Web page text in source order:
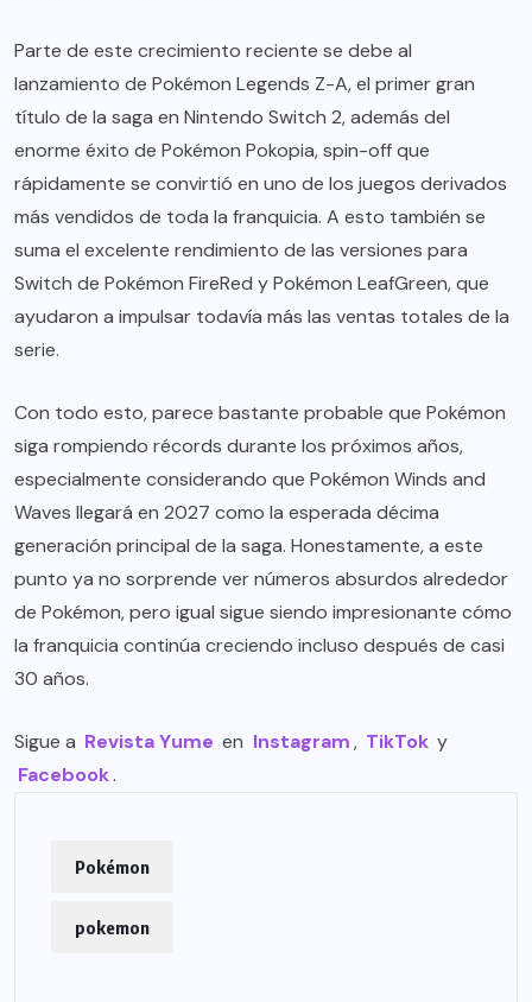
Parte de este crecimiento reciente se debe al
lanzamiento de Pokémon Legends Z-A, el primer gran
título de la saga en Nintendo Switch 2, además del
enorme éxito de Pokémon Pokopia, spin-off que
rápidamente se convirtió en uno de los juegos derivados
más vendidos de toda la franquicia. A esto también se
suma el excelente rendimiento de las versiones para
Switch de Pokémon FireRed y Pokémon LeafGreen, que
ayudaron a impulsar todavía más las ventas totales de la
serie.
Con todo esto, parece bastante probable que Pokémon
siga rompiendo récords durante los próximos años,
especialmente considerando que Pokémon Winds and
Waves llegará en 2027 como la esperada décima
generación principal de la saga. Honestamente, a este
punto ya no sorprende ver números absurdos alrededor
de Pokémon, pero igual sigue siendo impresionante cómo
la franquicia continúa creciendo incluso después de casi
30 años.
Sigue a Revista Yume en Instagram, TikTok y
Facebook.
Pokémon
pokemon